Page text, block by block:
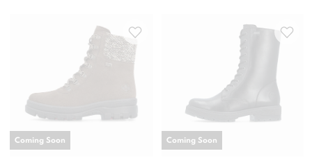
Coming Soon Coming Soon